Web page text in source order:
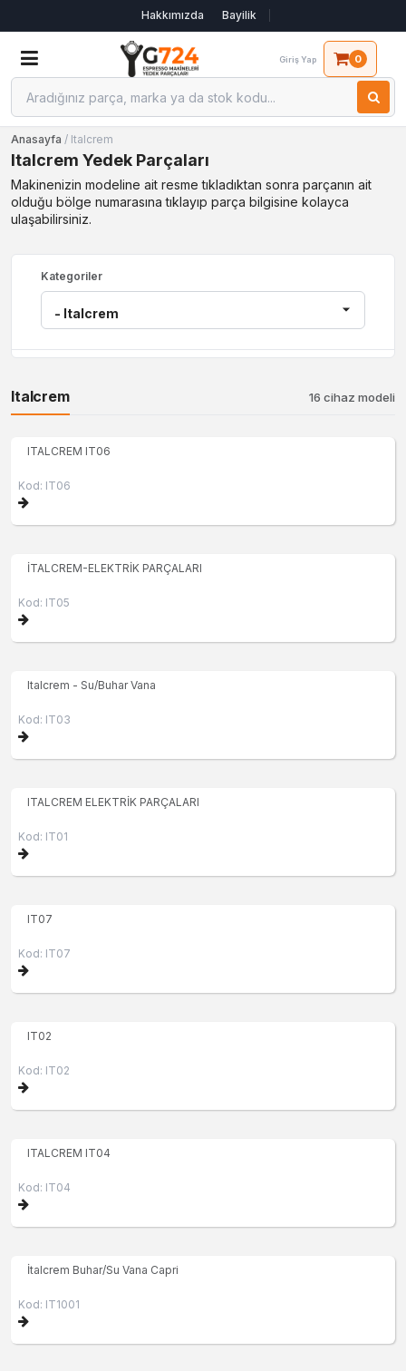
Hakkımızda Bayilik
Giriş Yap 0
Anasayfa / Italcrem
Italcrem Yedek Parçaları
Makinenizin modeline ait resme tıkladıktan sonra parçanın ait
olduğu bölge numarasına tıklayıp parça bilgisine kolayca
ulaşabilirsiniz.
Kategoriler
Italcrem 16 cihaz modeli
ITALCREM IT06
Kod: IT06
İTALCREM-ELEKTRİK PARÇALARI
Kod: IT05
Italcrem - Su/Buhar Vana
Kod: IT03
ITALCREM ELEKTRİK PARÇALARI
Kod: IT01
IT07
Kod: IT07
IT02
Kod: IT02
ITALCREM IT04
Kod: IT04
İtalcrem Buhar/Su Vana Capri
Kod: IT1001